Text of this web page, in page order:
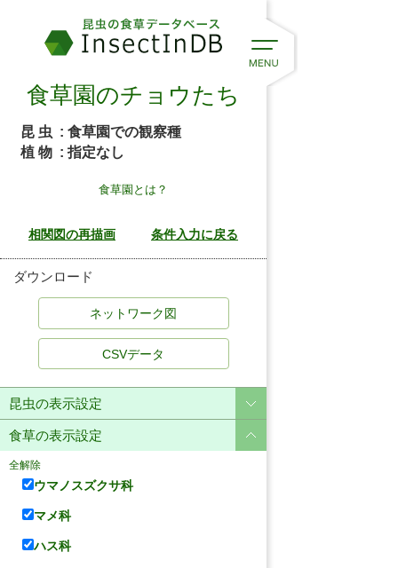
食草園のチョウたち
昆 虫 : 食草園での観察種
植 物 : 指定なし
食草園とは？
ダウンロード
CSVデータ
昆虫の表示設定
食草の表示設定
全解除
ウマノスズクサ科
マメ科
ハス科